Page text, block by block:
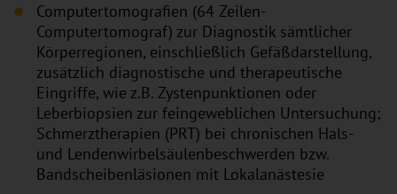
Computertomografien (64 Zeilen-
Computertomograf) zur Diagnostik sämtlicher
Körperregionen, einschließlich Gefäßdarstellung,
zusätzlich diagnostische und therapeutische
Eingriffe, wie z.B. Zystenpunktionen oder
Leberbiopsien zur feingeweblichen Untersuchung;
Schmerztherapien (PRT) bei chronischen Hals-
und Lendenwirbelsäulenbeschwerden bzw.
Bandscheibenläsionen mit Lokalanästesie